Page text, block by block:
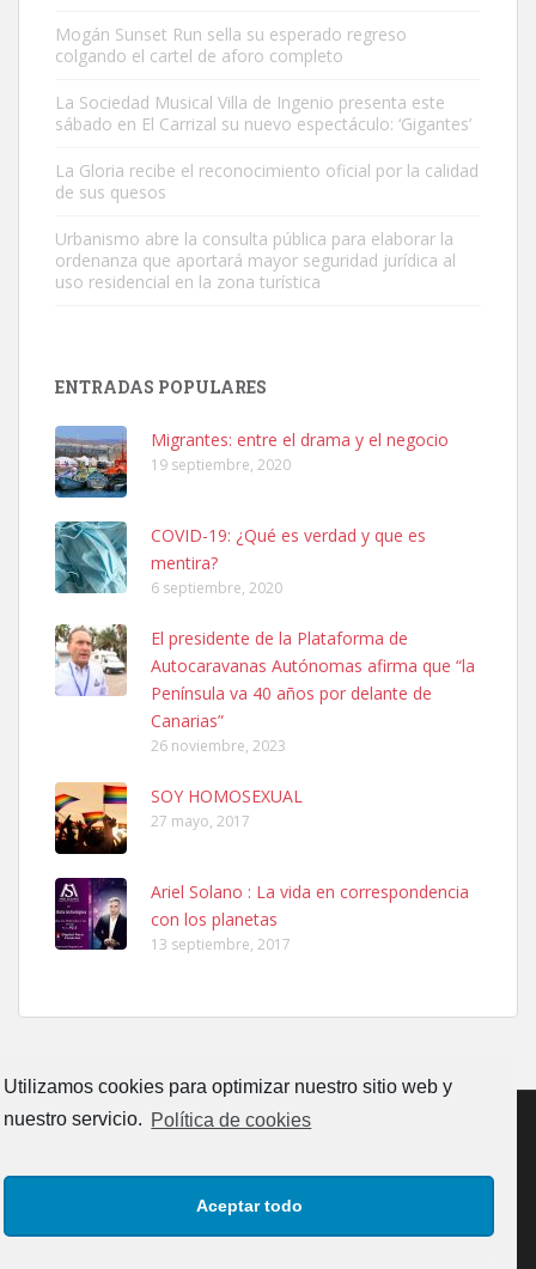
Utilizamos cookies para optimizar nuestro sitio web y
nuestro servicio. Política de cookies
Aceptar todo
Adopción urgente
Busco adopción responsable para mi perra. Pastor alemán,
hembra, 4 años. Por motivos personales ...
Leales.org » Gran Canaria
Ninfa perdida
El día 5 se los perdió una ninfa papillera, asustada tiene miedo a la
calle, se perdió por la zon...
Leales.org » Gran Canaria
6.7.2025
Adopcion
Busco casa de acogida para mi perrita ya que por temas de trabajo
no la puedo tener. Solo gente r...
Gata joven encontrada
Gata joven encontrada en zona calle San Bernardo de Las Palmas
Mogán Sunset Run sella su esperado regreso
colgando el cartel de aforo completo
La Sociedad Musical Villa de Ingenio presenta este
sábado en El Carrizal su nuevo espectáculo: ‘Gigantes’
La Gloria recibe el reconocimiento oficial por la calidad
de sus quesos
Urbanismo abre la consulta pública para elaborar la
ordenanza que aportará mayor seguridad jurídica al
uso residencial en la zona turística
ENTRADAS POPULARES
Migrantes: entre el drama y el negocio
19 septiembre, 2020
COVID-19: ¿Qué es verdad y que es
mentira?
6 septiembre, 2020
El presidente de la Plataforma de
Autocaravanas Autónomas afirma que “la
Península va 40 años por delante de
Canarias”
26 noviembre, 2023
SOY HOMOSEXUAL
27 mayo, 2017
Ariel Solano : La vida en correspondencia
con los planetas
13 septiembre, 2017
POLÍTICA DE COOKIES (UE)